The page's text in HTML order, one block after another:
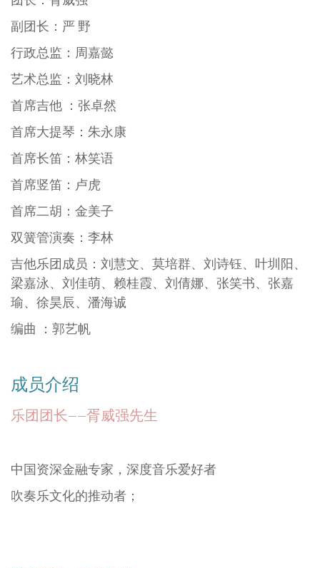
逐乐团成员：
艺术顾问：周 泉
音乐顾问：蔡建纯
团长：胥威强
副团长：严 野
行政总监：周嘉懿
艺术总监：刘晓林
首席吉他 ：张卓然
首席大提琴：朱永康
首席竖笛：卢虎
首席二胡：金美子
梁嘉泳、刘佳萌、赖桂霞、刘倩娜、张笑书、张嘉
瑜、徐昊辰、潘海诚